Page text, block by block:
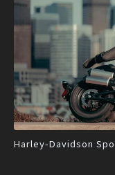
Harley-Davidson